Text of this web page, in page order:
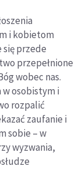
i kobietom
się przede
przepełnione
wobec nas.
osobistym i
rozpalić
zaufanie i
sobie – w
wyzwania,